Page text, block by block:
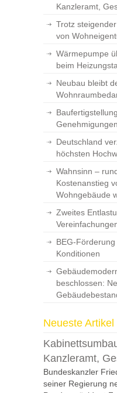
Kanzleramt,
Trotz
von
Wärmepumpe
beim
Neubau bleibt
Deutschland
höchsten
Wahnsinn –
Kostenanstieg
Wohngebäude
Zweites
BEG-
Konditionen
beschlossen:
Neueste Artikel
Kanzleramt,
Bundeskanzler
seiner Regierung